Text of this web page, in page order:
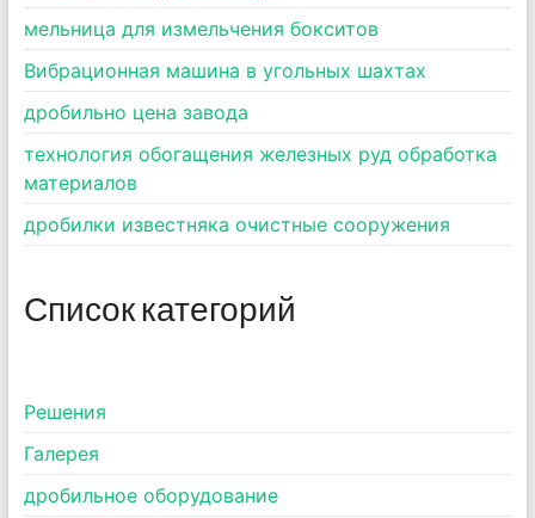
мельница для измельчения бокситов
Вибрационная машина в угольных шахтах
дробильно цена завода
технология обогащения железных руд обработка
материалов
дробилки известняка очистные сооружения
Список категорий
Pешения
Галерея
дробильное оборудование